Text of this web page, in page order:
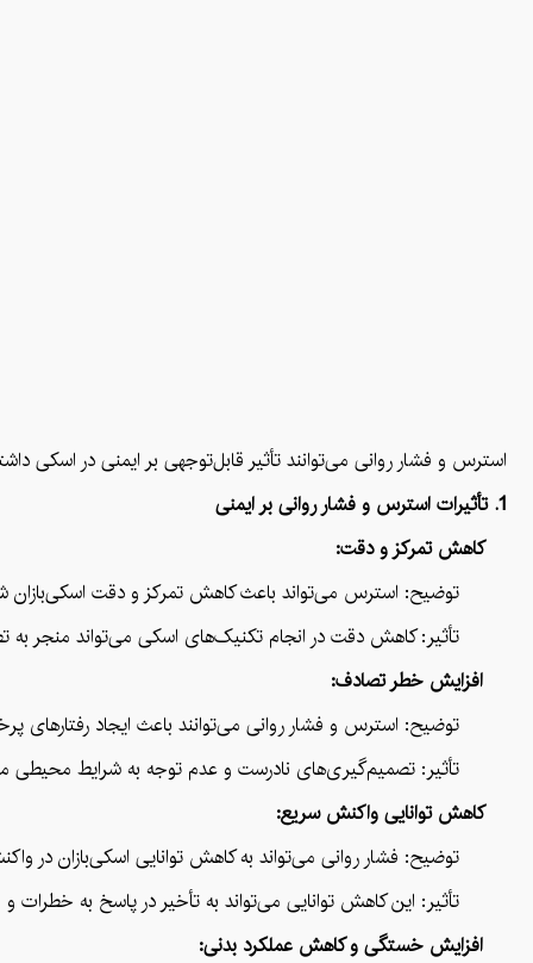
استرس و فشار روانی می‌توانند تأثیر قابل‌توجهی بر ایمنی در اسکی
1. تأثیرات استرس و فشار روانی بر ایمنی
کاهش تمرکز و دقت:
توضیح: استرس می‌تواند باعث کاهش تمرکز و دقت اسکی‌بازان
تأثیر: کاهش دقت در انجام تکنیک‌های اسکی می‌تواند منجر
افزایش خطر تصادف:
توضیح: استرس و فشار روانی می‌توانند باعث ایجاد رفتارهای
تأثیر: تصمیم‌گیری‌های نادرست و عدم توجه به شرایط محیطی
کاهش توانایی واکنش سریع:
توضیح: فشار روانی می‌تواند به کاهش توانایی اسکی‌بازان در
تأثیر: این کاهش توانایی می‌تواند به تأخیر در پاسخ به خطرات
افزایش خستگی و کاهش عملکرد بدنی: